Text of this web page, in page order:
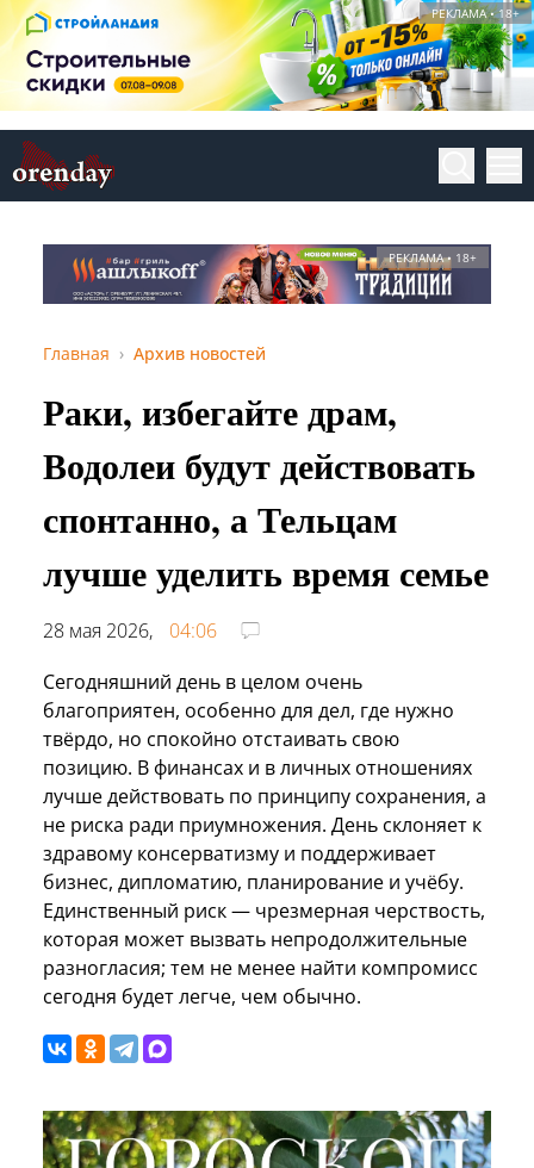
РЕКЛАМА • 18+
РЕКЛАМА • 18+
Главная Архив новостей
Раки, избегайте драм,
Водолеи будут действовать
спонтанно, а Тельцам
лучше уделить время семье
28 мая 2026,
04:06
Сегодняшний день в целом очень
благоприятен, особенно для дел, где нужно
твёрдо, но спокойно отстаивать свою
позицию. В финансах и в личных отношениях
лучше действовать по принципу сохранения, а
не риска ради приумножения. День склоняет к
здравому консерватизму и поддерживает
бизнес, дипломатию, планирование и учёбу.
Единственный риск — чрезмерная черствость,
которая может вызвать непродолжительные
разногласия; тем не менее найти компромисс
сегодня будет легче, чем обычно.